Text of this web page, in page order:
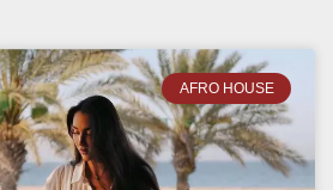
AFRO HOUSE